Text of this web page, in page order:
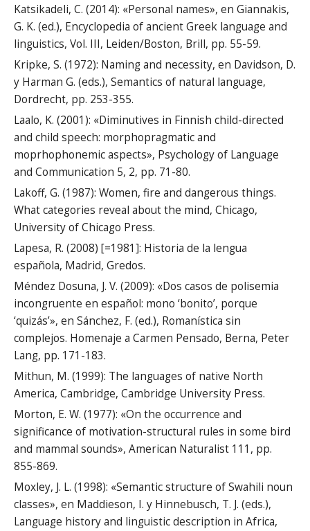
Katsikadeli, C. (2014): «Personal names», en Giannakis,
G. K. (ed.), Encyclopedia of ancient Greek language and
linguistics, Vol. III, Leiden/Boston, Brill, pp. 55-59.
Kripke, S. (1972): Naming and necessity, en Davidson, D.
y Harman G. (eds.), Semantics of natural language,
Dordrecht, pp. 253-355.
Laalo, K. (2001): «Diminutives in Finnish child-directed
and child speech: morphopragmatic and
moprhophonemic aspects», Psychology of Language
and Communication 5, 2, pp. 71-80.
Lakoff, G. (1987): Women, fire and dangerous things.
What categories reveal about the mind, Chicago,
University of Chicago Press.
Lapesa, R. (2008) [=1981]: Historia de la lengua
española, Madrid, Gredos.
Méndez Dosuna, J. V. (2009): «Dos casos de polisemia
incongruente en español: mono ‘bonito’, porque
‘quizás’», en Sánchez, F. (ed.), Romanística sin
complejos. Homenaje a Carmen Pensado, Berna, Peter
Lang, pp. 171-183.
Mithun, M. (1999): The languages of native North
America, Cambridge, Cambridge University Press.
Morton, E. W. (1977): «On the occurrence and
significance of motivation-structural rules in some bird
and mammal sounds», American Naturalist 111, pp.
855-869.
Moxley, J. L. (1998): «Semantic structure of Swahili noun
classes», en Maddieson, I. y Hinnebusch, T. J. (eds.),
Language history and linguistic description in Africa,